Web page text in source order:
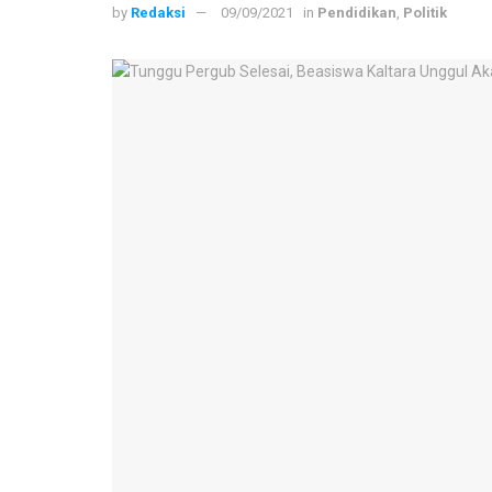
by Redaksi 09/09/2021 in Pendidikan Politik